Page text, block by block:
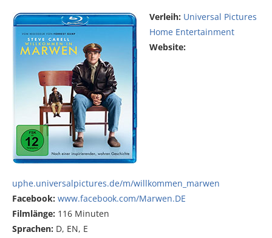
Verleih: Universal Pictures
Home Entertainment
Website:
uphe.universalpictures.de/m/willkommen_marwen
Facebook: www.facebook.com/Marwen.DE
Filmlänge: 116 Minuten
Sprachen: D, EN, E